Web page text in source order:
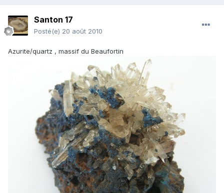
Santon 17
Posté(e) 20 août 2010
Azurite/quartz , massif du Beaufortin